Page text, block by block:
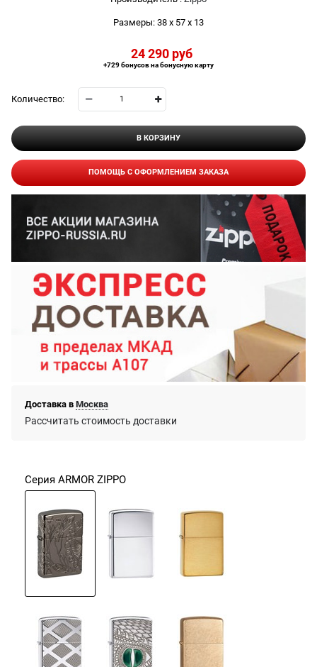
Размеры: 38 x 57 x 13
24 290 руб
+729 бонусов на бонусную карту
Количество:
В КОРЗИНУ
ПОМОЩЬ С ОФОРМЛЕНИЕМ ЗАКАЗА
Доставка в Москва
Рассчитать стоимость доставки
Серия ARMOR ZIPPO